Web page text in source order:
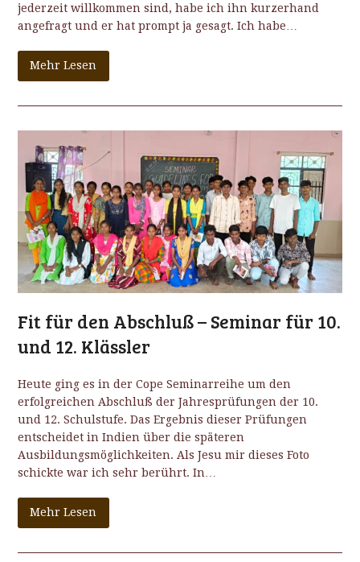
jederzeit willkommen sind, habe ich ihn kurzerhand
angefragt und er hat prompt ja gesagt. Ich habe…
Mehr Lesen
Fit für den Abschluß – Seminar für 10.
und 12. Klässler
Heute ging es in der Cope Seminarreihe um den
erfolgreichen Abschluß der Jahresprüfungen der 10.
und 12. Schulstufe. Das Ergebnis dieser Prüfungen
entscheidet in Indien über die späteren
Ausbildungsmöglichkeiten. Als Jesu mir dieses Foto
schickte war ich sehr berührt. In…
Mehr Lesen